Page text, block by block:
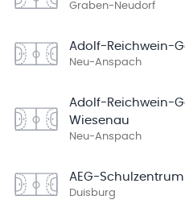
Graben-Neudorf
Adolf-Reichwein-
Neu-Anspach
Adolf-Reichwein-
Wiesenau
Neu-Anspach
AEG-Schulzentrum
Duisburg